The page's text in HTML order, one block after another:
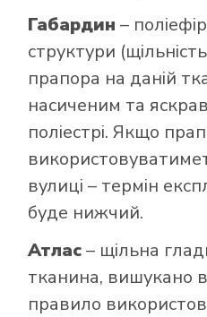
Габардин –
структури
прапора на даній
насиченим та
поліестрі. Якщо
вулиці – термін
буде нижчий.
Атлас– щільна
тканина, вишукано
правило